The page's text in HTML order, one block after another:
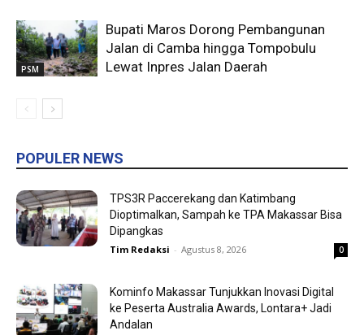
PSM
Bupati Maros Dorong Pembangunan
Jalan di Camba hingga Tompobulu
Lewat Inpres Jalan Daerah
POPULER NEWS
TPS3R Paccerekang dan Katimbang
Dioptimalkan, Sampah ke TPA Makassar Bisa
Dipangkas
Tim Redaksi - Agustus 8, 2026 0
Kominfo Makassar Tunjukkan Inovasi Digital
ke Peserta Australia Awards, Lontara+ Jadi
Andalan